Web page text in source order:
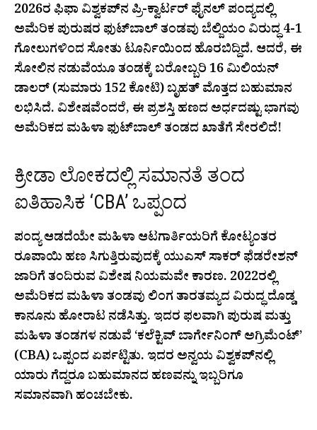
2026ರ ಫಿಫಾ ವಿಶ್ವಕಪ್‌ನ ಪ್ರಿ-ಕ್ವಾರ್ಟರ್ ಫೈನಲ್ ಪಂದ್ಯದಲ್ಲಿ
ಅಮೆರಿಕ ಪುರುಷರ ಫುಟ್‌ಬಾಲ್ ತಂಡವು ಬೆಲ್ಜಿಯಂ ವಿರುದ್ಧ 4-1
ಗೋಲುಗಳಿಂದ ಸೋತು ಟೂರ್ನಿಯಿಂದ ಹೊರಬಿದ್ದಿದೆ. ಆದರೆ, ಈ
ಸೋಲಿನ ನಡುವೆಯೂ ತಂಡಕ್ಕೆ ಬರೋಬ್ಬರಿ 16 ಮಿಲಿಯನ್
ಡಾಲರ್ (ಸುಮಾರು ₹152 ಕೋಟಿ) ಬೃಹತ್ ಮೊತ್ತದ ಬಹುಮಾನ
ಲಭಿಸಿದೆ. ವಿಶೇಷವೆಂದರೆ, ಈ ಪ್ರಶಸ್ತಿ ಹಣದ ಅರ್ಧದಷ್ಟು ಭಾಗವು
ಅಮೆರಿಕದ ಮಹಿಳಾ ಫುಟ್‌ಬಾಲ್ ತಂಡದ ಖಾತೆಗೆ ಸೇರಲಿದೆ!
ಕ್ರೀಡಾ ಲೋಕದಲ್ಲಿ ಸಮಾನತೆ ತಂದ
ಐತಿಹಾಸಿಕ ‘CBA’ ಒಪ್ಪಂದ
ಪಂದ್ಯ ಆಡದೆಯೇ ಮಹಿಳಾ ಆಟಗಾರ್ತಿಯರಿಗೆ ಕೋಟ್ಯಂತರ
ರೂಪಾಯಿ ಹಣ ಸಿಗುತ್ತಿರುವುದಕ್ಕೆ ಯುಎಸ್ ಸಾಕರ್ ಫೆಡರೇಶನ್
ಜಾರಿಗೆ ತಂದಿರುವ ವಿಶೇಷ ನಿಯಮವೇ ಕಾರಣ. 2022ರಲ್ಲಿ
ಅಮೆರಿಕದ ಮಹಿಳಾ ತಂಡವು ಲಿಂಗ ತಾರತಮ್ಯದ ವಿರುದ್ಧ ದೊಡ್ಡ
ಕಾನೂನು ಹೋರಾಟ ನಡೆಸಿತ್ತು. ಇದರ ಫಲವಾಗಿ ಪುರುಷ ಮತ್ತು
ಮಹಿಳಾ ತಂಡಗಳ ನಡುವೆ ‘ಕಲೆಕ್ಟಿವ್ ಬಾರ್ಗೇನಿಂಗ್ ಅಗ್ರಿಮೆಂಟ್’
(CBA) ಒಪ್ಪಂದ ಏರ್ಪಟ್ಟಿತು. ಇದರ ಅನ್ವಯ ವಿಶ್ವಕಪ್‌ನಲ್ಲಿ
ಯಾರು ಗೆದ್ದರೂ ಬಹುಮಾನದ ಹಣವನ್ನು ಇಬ್ಬರಿಗೂ
ಸಮಾನವಾಗಿ ಹಂಚಬೇಕು.